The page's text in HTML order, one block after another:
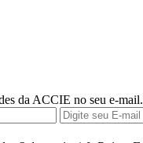
da ACCIE no seu e-mail.